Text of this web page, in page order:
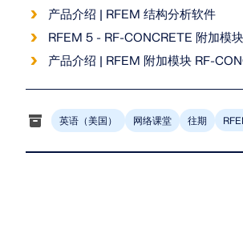
旧版产品
产品介绍 | RFEM 结构分析软件
RFEM 5 - RF-CONCRETE 附加模块
产品介绍 | RFEM 附加模块 RF-
英语（美国） 网络课堂 往期